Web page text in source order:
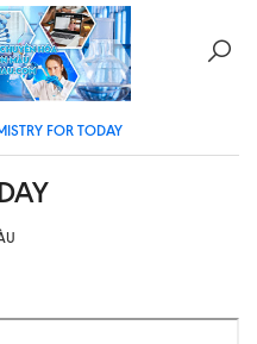
FOR TODAY